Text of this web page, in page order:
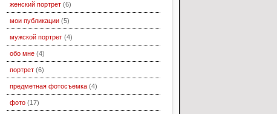
женский портрет (6)
мои публикации (5)
мужской портрет (4)
обо мне (4)
портрет (6)
предметная фотосъемка (4)
фото (17)